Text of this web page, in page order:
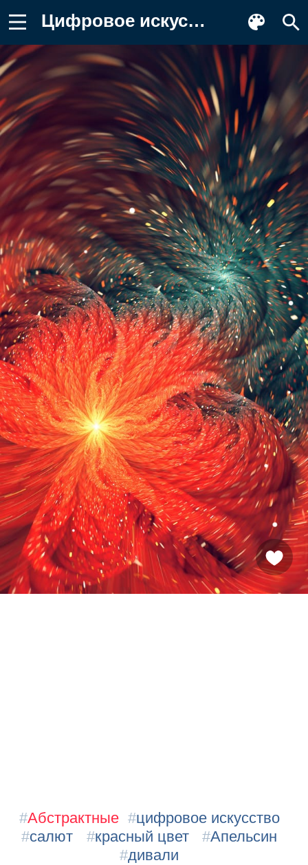
Цифровое искусство, салют, красный Картинка
#Абстрактные #цифровое искусство
#салют #красный цвет #Апельсин
#дивали